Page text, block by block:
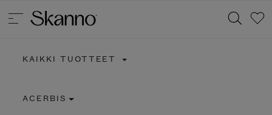
KAIKKI TUOTTEET
ACERBIS